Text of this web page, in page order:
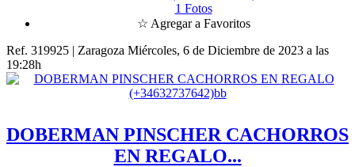
1 Fotos
☆ Agregar a Favoritos
Ref. 319925 | Zaragoza Miércoles, 6 de Diciembre de 2023 a las
19:28h
DOBERMAN PINSCHER CACHORROS
EN REGALO...